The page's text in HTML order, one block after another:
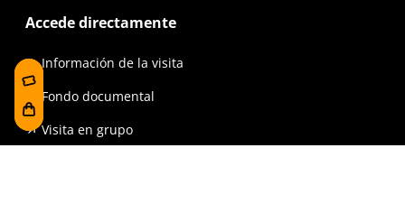
Accede directamente
Información de la visita
Fondo documental
Visita en grupo